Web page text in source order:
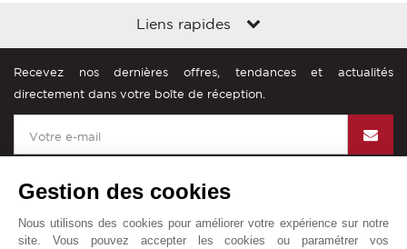
Liens rapides
Recevez nos dernières offres, tendances et actualités
directement dans votre boîte de réception.
John Taylor dans le monde
Gestion des cookies
Nous utilisons des cookies pour améliorer votre expérience sur notre
site. Vous pouvez accepter les cookies ou paramétrer vos